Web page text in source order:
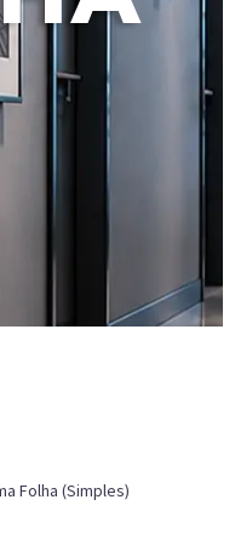
Folha (Simples)